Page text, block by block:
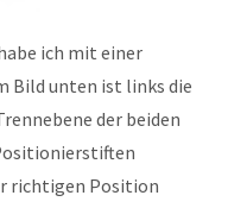
ich mit einer
Bild unten ist links die
der beiden
richtigen Position